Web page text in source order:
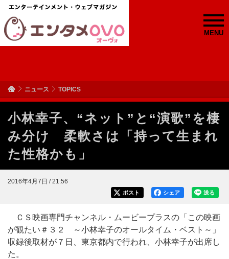
MENU
ニュース TOPICS
小林幸子、“ネット”と“演歌”を棲
み分け 柔軟さは「持って生まれ
た性格かも」
2016年4月7日 / 21:56
送る
シェア
ポスト
ＣＳ映画専門チャンネル・ムービープラスの「この映画
が観たい＃３２ ～小林幸子のオールタイム・ベスト～」
収録後取材が７日、東京都内で行われ、小林幸子が出席し
た。